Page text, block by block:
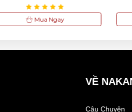
Mua Ngay
VỀ
Câu Chuyện